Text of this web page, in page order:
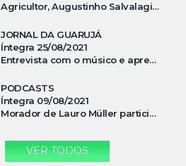
Agricultor, Augustinho Salvalagio, relata sobre aparição do Cavaleiro Negro no Rio das Furnas
JORNAL DA GUARUJÁ
Íntegra 25/08/2021
Entrevista com o músico e apresentador, Lismael Ferrareis, no Cidade e Campo
PODCASTS
Íntegra 09/08/2021
Morador de Lauro Müller participa de motociata em apoio a Bolsonaro
VER TODOS